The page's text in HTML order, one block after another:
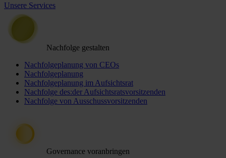
Unsere Services
Nachfolge gestalten
Nachfolgeplanung von CEOs
Nachfolgeplanung
Nachfolgeplanung im Aufsichtsrat
Nachfolge des:der Aufsichtsratsvorsitzenden
Nachfolge von Ausschussvorsitzenden
Governance voranbringen